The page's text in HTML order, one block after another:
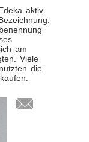
aktiv
am
Viele
die